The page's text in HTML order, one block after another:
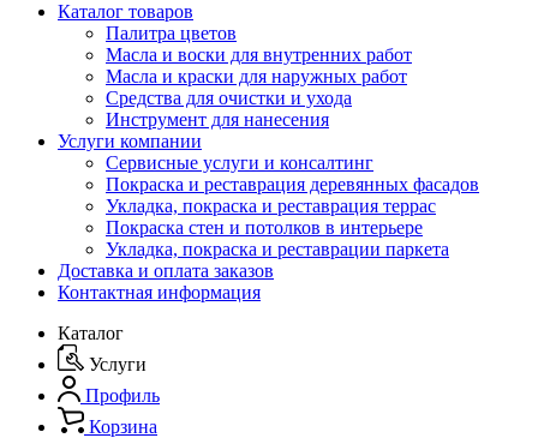
Каталог товаров
Палитра цветов
Масла и воски для внутренних работ
Масла и краски для наружных работ
Средства для очистки и ухода
Инструмент для нанесения
Услуги компании
Сервисные услуги и консалтинг
Покраска и реставрация деревянных фасадов
Укладка, покраска и реставрация террас
Покраска стен и потолков в интерьере
Укладка, покраска и реставрации паркета
Доставка и оплата заказов
Контактная информация
Каталог
Услуги
Профиль
Корзина